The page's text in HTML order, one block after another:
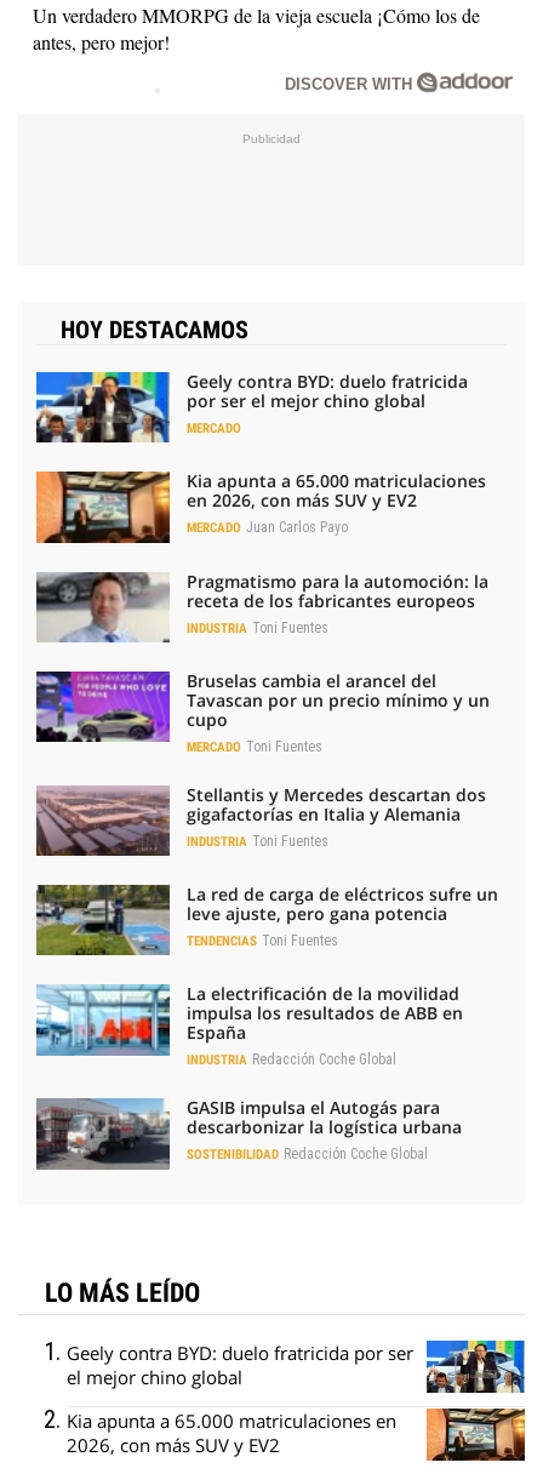
Un verdadero MMORPG de la vieja escuela ¡Cómo los de
antes, pero mejor!
DISCOVER WITH
HOY DESTACAMOS
Geely contra BYD: duelo fratricida
por ser el mejor chino global
MERCADO
Kia apunta a 65.000 matriculaciones
en 2026, con más SUV y EV2
MERCADO Juan Carlos Payo
Pragmatismo para la automoción: la
receta de los fabricantes europeos
INDUSTRIA Toni Fuentes
Bruselas cambia el arancel del
Tavascan por un precio mínimo y un
cupo
MERCADO Toni Fuentes
Stellantis y Mercedes descartan dos
gigafactorías en Italia y Alemania
INDUSTRIA Toni Fuentes
La red de carga de eléctricos sufre un
leve ajuste, pero gana potencia
TENDENCIAS Toni Fuentes
La electrificación de la movilidad
impulsa los resultados de ABB en
España
INDUSTRIA Redacción Coche Global
GASIB impulsa el Autogás para
descarbonizar la logística urbana
SOSTENIBILIDAD Redacción Coche Global
LO MÁS LEÍDO
Geely contra BYD: duelo fratricida por ser
el mejor chino global
Kia apunta a 65.000 matriculaciones en
2026, con más SUV y EV2